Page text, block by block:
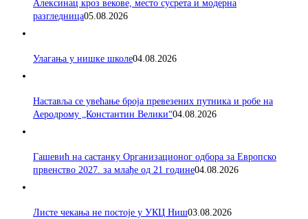
Алексинац кроз векове, место сусрета и модерна
разгледница05.08.2026
Улагања у нишке школе04.08.2026
Наставља се увећање броја превезених путника и робе на
Аеродрому „Константин Велики“04.08.2026
Гашевић на састанку Организационог одбора за Европско
првенство 2027. за млађе од 21 године04.08.2026
Листе чекања не постоје у УКЦ Ниш03.08.2026